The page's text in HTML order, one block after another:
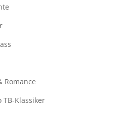
Romance
Klassiker